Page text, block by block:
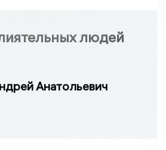
людей
Анатольевич